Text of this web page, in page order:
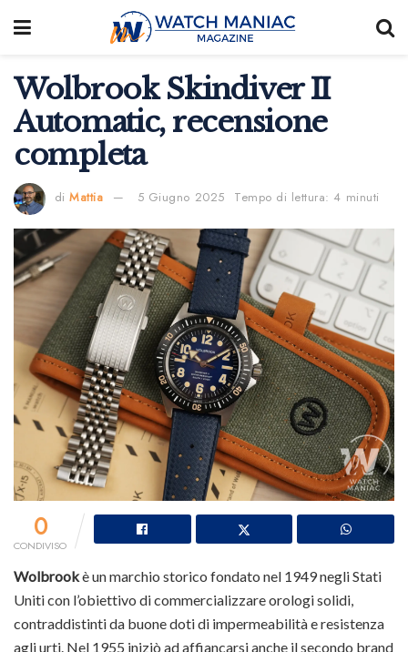
Wolbrook Skindiver II
Automatic, recensione
completa
di Mattia 5 Giugno 2025 Tempo di lettura: 4 minuti
0
CONDIVISO
Wolbrookè un marchio storico fondato nel 1949 negli Stati
Uniti con l’obiettivo di commercializzare orologi solidi,
contraddistinti da buone doti di impermeabilità e resistenza
agli urti. Nel 1955 iniziò ad affiancarsi anche il secondo brand